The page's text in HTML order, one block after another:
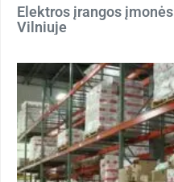
Elektros įrangos
Vilniuje